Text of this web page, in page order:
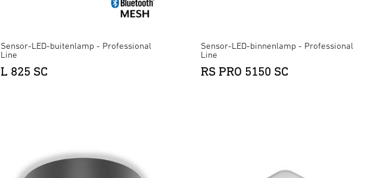
Sensor-LED-buitenlamp - Professional
Line
L 825 SC
Sensor-LED-binnenlamp - Professional
Line
RS PRO 5150 SC